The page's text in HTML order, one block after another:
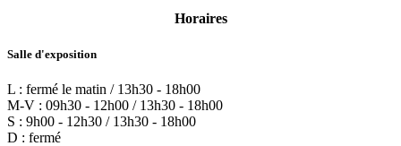
Horaires
Salle d'exposition
L : fermé le matin / 13h30 - 18h00
M-V : 09h30 - 12h00 / 13h30 - 18h00
S : 9h00 - 12h30 / 13h30 - 18h00
D : fermé